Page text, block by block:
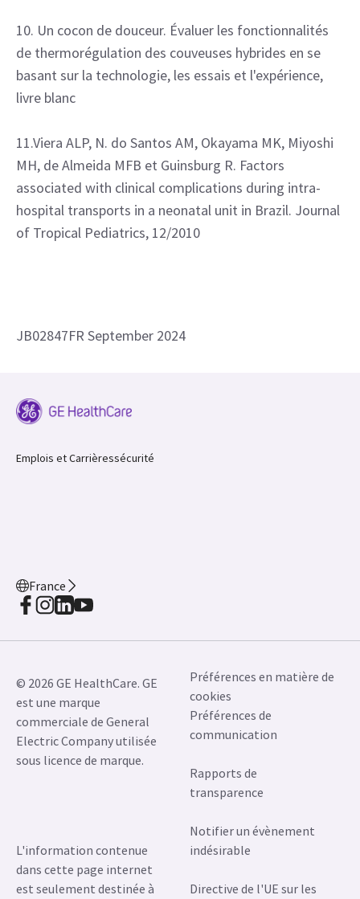
10. Un cocon de douceur. Évaluer les fonctionnalités
de thermorégulation des couveuses hybrides en se
basant sur la technologie, les essais et l'expérience,
livre blanc
11.Viera ALP, N. do Santos AM, Okayama MK, Miyoshi
MH, de Almeida MFB et Guinsburg R. Factors
associated with clinical complications during intra-
hospital transports in a neonatal unit in Brazil. Journal
of Tropical Pediatrics, 12/2010
JB02847FR September 2024
Emplois et Carrièressécurité
France
© 2026 GE HealthCare. GE
est une marque
commerciale de General
Electric Company utilisée
sous licence de marque.
L'information contenue
dans cette page internet
est seulement destinée à
Préférences en matière de
cookies
Préférences de
communication
Rapports de
transparence
Notifier un évènement
indésirable
Directive de l'UE sur les